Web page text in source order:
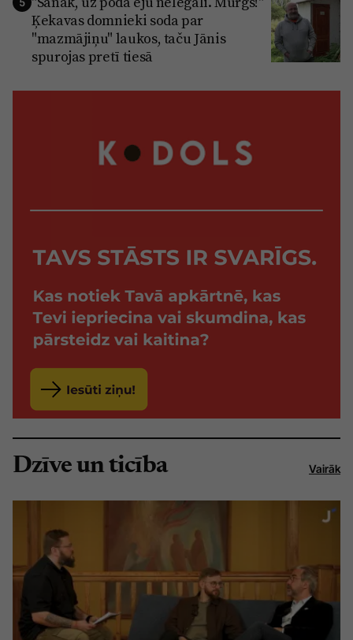
Ķekavas domnieki soda par
"mazmājiņu" laukos, taču Jānis
spurojas pretī tiesā
Dzīve un ticība Vairāk